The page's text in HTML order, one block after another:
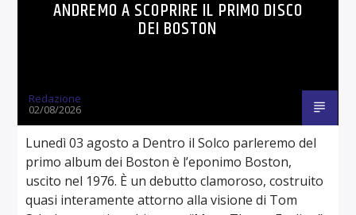
ANDREMO A SCOPRIRE IL PRIMO DISCO
DEI BOSTON
Redazione
02/08/2026
Lunedì 03 agosto a Dentro il Solco parleremo del
primo album dei Boston è l’eponimo Boston,
uscito nel 1976. È un debutto clamoroso, costruito
quasi interamente attorno alla visione di Tom